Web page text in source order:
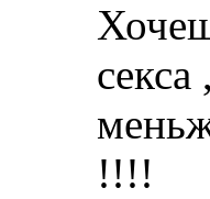
!!!!